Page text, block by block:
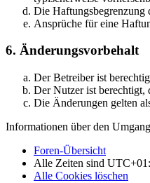
Die Haftungsbegrenzung
Ansprüche für eine
6. Änderungsvorbehalt
Der Betreiber ist
Der Nutzer ist berechtigt,
Die Änderungen gelten
Informationen über den
Foren-Übersicht
Alle Zeiten sind
Alle Cookies löschen